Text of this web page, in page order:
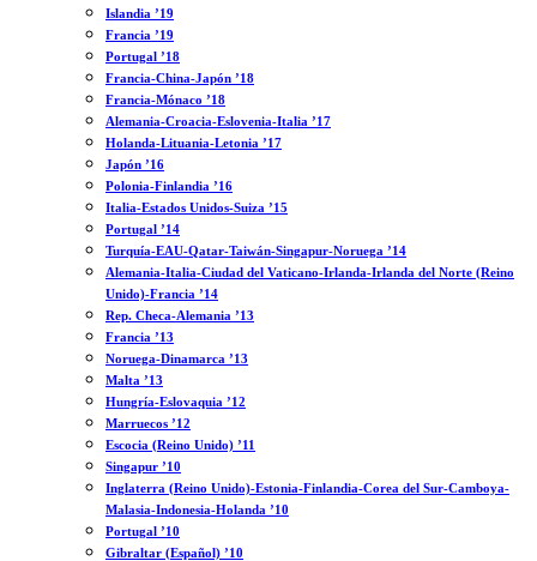
Islandia ’19
Francia ’19
Portugal ’18
Francia-China-Japón ’18
Francia-Mónaco ’18
Alemania-Croacia-Eslovenia-Italia ’17
Holanda-Lituania-Letonia ’17
Japón ’16
Polonia-Finlandia ’16
Italia-Estados Unidos-Suiza ’15
Portugal ’14
Turquía-EAU-Qatar-Taiwán-Singapur-Noruega ’14
Alemania-Italia-Ciudad del Vaticano-Irlanda-Irlanda del Norte (Reino
Unido)-Francia ’14
Rep. Checa-Alemania ’13
Francia ’13
Noruega-Dinamarca ’13
Malta ’13
Hungría-Eslovaquia ’12
Marruecos ’12
Escocia (Reino Unido) ’11
Singapur ’10
Inglaterra (Reino Unido)-Estonia-Finlandia-Corea del Sur-Camboya-
Malasia-Indonesia-Holanda ’10
Portugal ’10
Gibraltar (Español) ’10